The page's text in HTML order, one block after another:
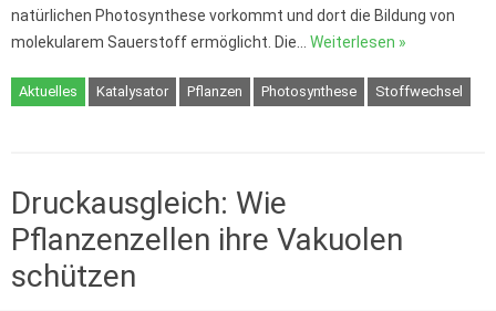
natürlichen Photosynthese vorkommt und dort die Bildung von
molekularem Sauerstoff ermöglicht. Die… Weiterlesen »
Aktuelles Katalysator Pflanzen Photosynthese Stoffwechsel
Druckausgleich: Wie
Pflanzenzellen ihre Vakuolen
schützen